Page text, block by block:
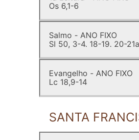
Os 6,1-6
Salmo - ANO FIXO
Sl 50, 3-4. 18-19. 20-
Evangelho - ANO FIXO
Lc 18,9-14
SANTA